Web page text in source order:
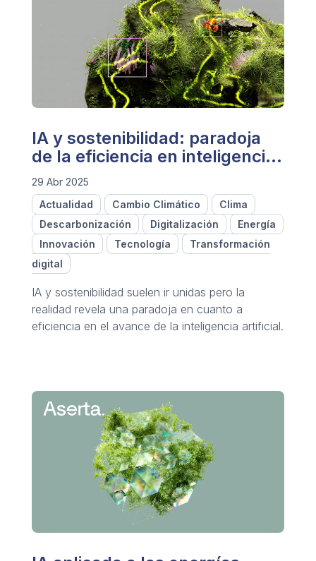
IA y sostenibilidad: paradoja
de la eficiencia en inteligencia
artificial
29 Abr 2025
Actualidad
Cambio Climático
Clima
Descarbonización
Digitalización
Energía
Innovación
Tecnología
Transformación
digital
IA y sostenibilidad suelen ir unidas pero la
realidad revela una paradoja en cuanto a
eficiencia en el avance de la inteligencia artificial.